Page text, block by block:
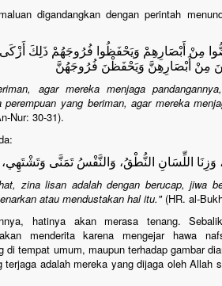
digandangkan dengan perintah
مِنْ أَبْصَارِهِمْ وَيَحْفَظُوا فُرُوجَهُمْ ذَلِكَ
مِنْ أَبْصَارِهِنَّ وَيَحْفَظْنَ فُرُوجَهُنَّ
agar mereka menjaga
yang beriman, agar mereka
Nur: 30-31).
وَزِنَا اللِّسَانِ النُّطْقُ، وَالنَّفْسُ تَمَنَّى
zina lisan adalah dengan berucap, jiwa
atau mendustakan hal itu."(HR. al-
hatinya akan merasa tenang.
menderita karena mengejar hawa
di tempat umum, maupun terhadap gambar
adalah mereka yang dijaga oleh Allah